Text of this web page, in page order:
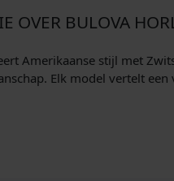
OVER BULOVA
Amerikaanse stijl met
Elk model vertelt